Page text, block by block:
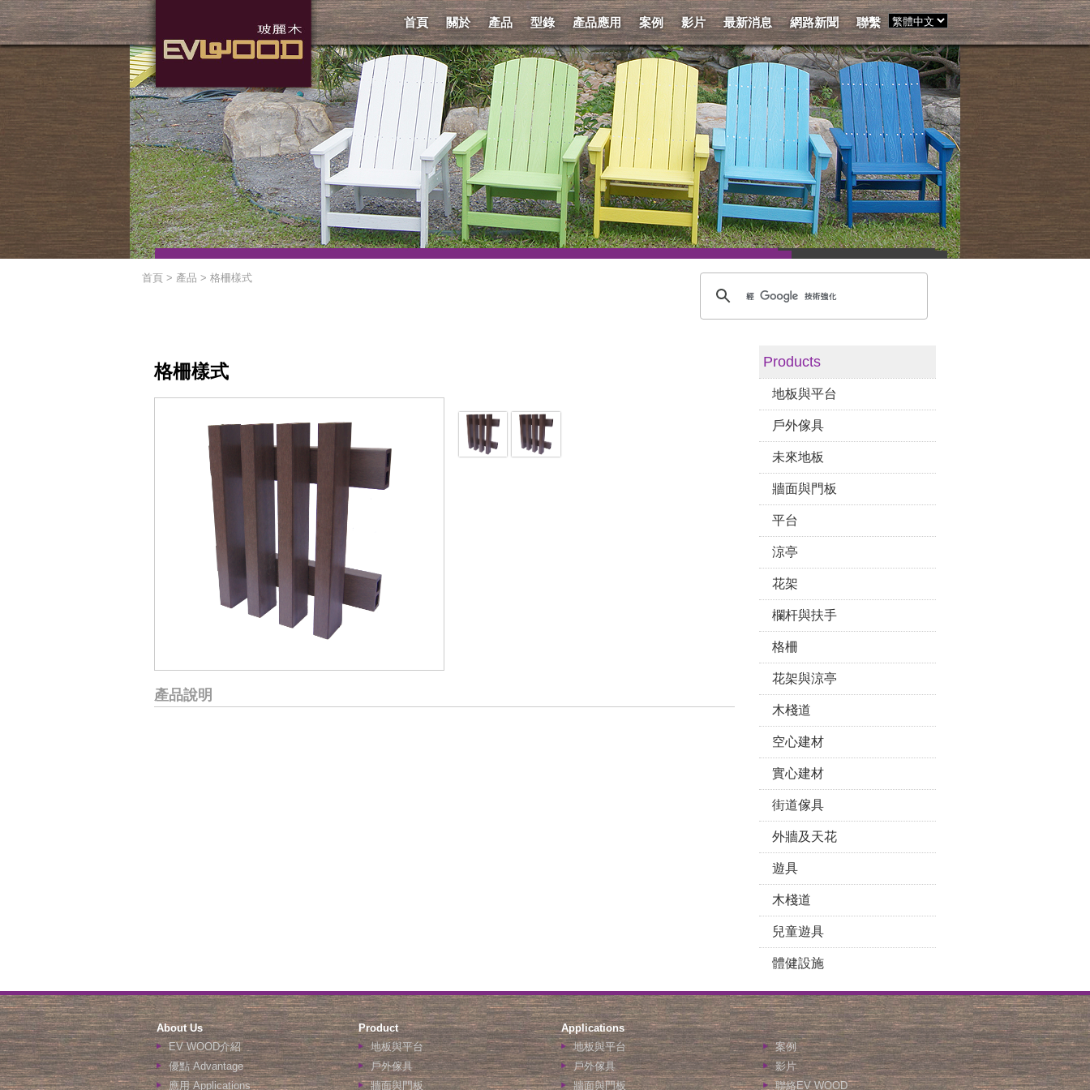
首頁 關於 產品 型錄 產品應用 案例 影片 最新消息 網路新聞 聯繫
首頁 > 產品 > 格柵樣式
格柵樣式
產品說明
Products
地板與平台
戶外傢具
未來地板
牆面與門板
平台
涼亭
花架
欄杆與扶手
格柵
花架與涼亭
木棧道
空心建材
實心建材
街道傢具
外牆及天花
遊具
木棧道
兒童遊具
體健設施
About Us
EV WOOD介紹
優點 Advantage
應用 Applications
Product
地板與平台
戶外傢具
牆面與門板
Applications
地板與平台
戶外傢具
牆面與門板
案例
影片
聯絡EV WOOD